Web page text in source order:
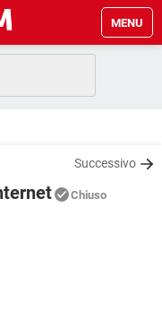
MENU
10
Successivo
Chiuso